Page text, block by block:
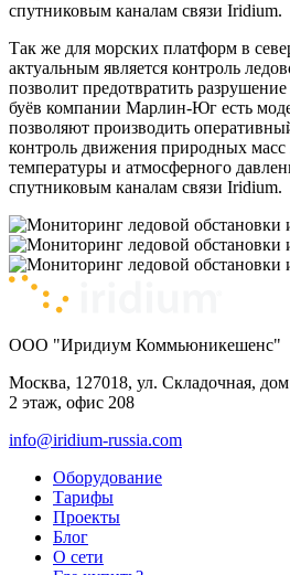
спутниковым каналам связи Iridium.
Так же для морских платформ в
актуальным является контроль
позволит предотвратить
буёв компании Марлин-Юг есть
позволяют производить
контроль движения природных масс
температуры и атмосферного
спутниковым каналам связи Iridium.
ООО "Иридиум Коммьюникешенс"
Москва, 127018, ул. Складочная, дом
2 этаж, офис 208
info@iridium-russia.com
Оборудование
Тарифы
Проекты
Блог
О сети